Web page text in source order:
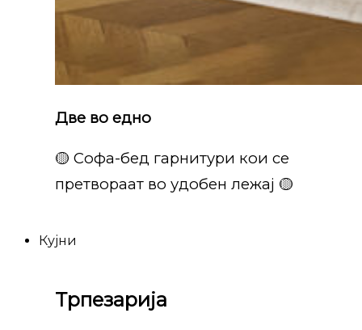
Две во едно
🟡 Софа-бед гарнитури кои се
претвораат во удобен лежај 🟡
Кујни
Трпезарија